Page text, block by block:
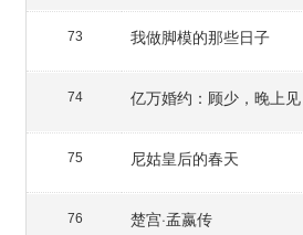
73 我做脚模的那些日子
74 亿万婚约：顾少，晚上见
75 尼姑皇后的春天
76 楚宫·孟嬴传